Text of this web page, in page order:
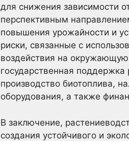
для снижения зависимости
перспективным
повышения урожайности и
риски, связанные с
воздействия на
государственная
производство биотоплива,
оборудования, а также
В заключение,
создания устойчивого и